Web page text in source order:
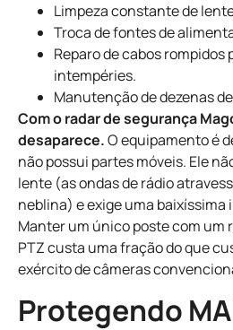
Limpeza constante de
Troca de fontes de
Reparo de cabos rompidos
intempéries.
Manutenção de dezenas
Com o radar de segurança
desaparece.O equipamento é
não possui partes móveis. Ele
lente (as ondas de rádio
neblina) e exige uma
Manter um único poste com um
PTZ custa uma fração do que
exército de câmeras
Protegendo